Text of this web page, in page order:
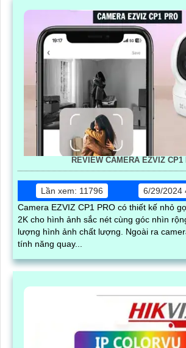
REVIEW CAMERA EZVIZ CP1
Lần xem: 11796
6/29/2024
Camera EZVIZ CP1 PRO có thiết kế nhỏ
2K cho hình ảnh sắc nét cùng góc nhìn
lượng hình ảnh chất lượng. Ngoài ra camera còn sở hữu
tính năng quay...